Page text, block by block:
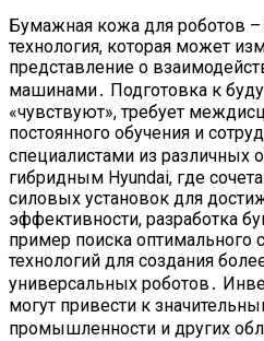
Бумажная кожа для роботов –
технология, которая может
представление о
машинами․ Подготовка к
«чувствуют», требует
постоянного обучения и
специалистами из различных
гибридным Hyundai, где
силовых установок для
эффективности, разработка
пример поиска оптимального
технологий для создания
универсальных роботов․
могут привести к
промышленности и других